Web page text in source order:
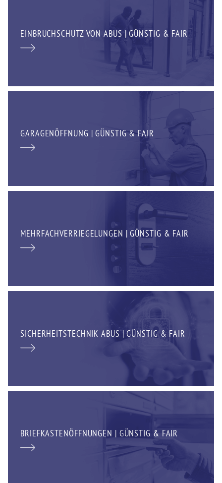
EINBRUCHSCHUTZ VON ABUS | GÜNSTIG & FAIR
GARAGENÖFFNUNG | GÜNSTIG & FAIR
MEHRFACHVERRIEGELUNGEN | GÜNSTIG & FAIR
SICHERHEITSTECHNIK ABUS | GÜNSTIG & FAIR
BRIEFKASTENÖFFNUNGEN | GÜNSTIG & FAIR